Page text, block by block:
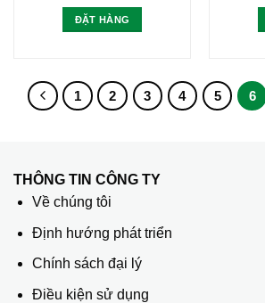
ĐẶT HÀNG
1 2 3 4 5 6
THÔNG TIN CÔNG TY
Về chúng tôi
Định hướng phát triển
Chính sách đại lý
Điều kiện sử dụng